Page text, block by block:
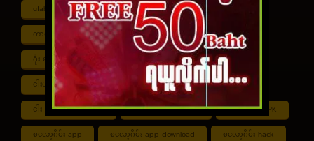
ufabet เข้าสู่ระบบ ကာစီနို app ကာစီနို ဂိမ်း
ကာစီနို ငါး ပစ် ဂိမ်း ကာစီနို စလော့ဂိမ်း ကျွဲ စလော့ဂိမ်း
ဂိုး ပေါင်း လောင်း နည်း ငါး ဂိမ်း ငွေ အကောင် ဆုံး
ငါးပစ်ဂိမ်း App download ငါး ပစ် ဂိမ်း link
ငါး ပစ် ဂိမ်း ဆော့ နည်း ငါး ပစ် ဂိမ်း ပိုက်ဆံ ရ စလော့ဂိမ်း APK
စလော့ဂိမ်း app စလော့ဂိမ်း app download စလော့ဂိမ်း hack